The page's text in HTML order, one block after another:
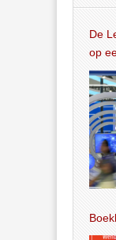
De
op